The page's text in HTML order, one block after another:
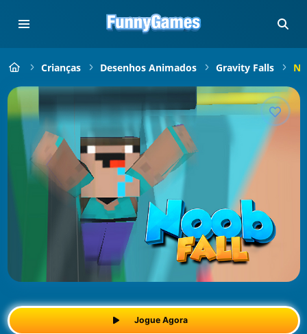
Crianças Desenhos Animados Gravity Falls
Jogue Agora